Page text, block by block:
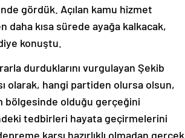
gördük. Açılan kamu hizmet
kısa sürede ayağa kalkacak,
konuştu.
durduklarını vurgulayan Şekib
olarak, hangi partiden olursa olsun,
bölgesinde olduğu gerçeğini
tedbirleri hayata geçirmelerini
karşı hazırlıklı olmadan gerçek